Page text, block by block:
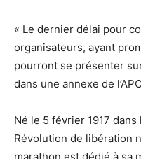
« Le dernier délai pour
organisateurs, ayant
pourront se présenter
dans une annexe de
Né le 5 février 1917
Révolution de libération